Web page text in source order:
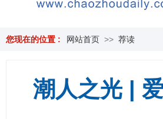
您现在的位置 : 网站首页 >> 荐读
潮人之光 |